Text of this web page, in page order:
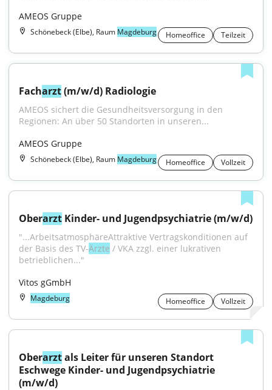
AMEOS Gruppe
Schönebeck (Elbe), Raum Magdeburg Homeoffice Teilzeit
Facharzt (m/w/d) Radiologie
AMEOS sichert die Gesundheitsversorgung in den
Regionen: An über 50 Standorten in unseren...
AMEOS Gruppe
Schönebeck (Elbe), Raum Magdeburg Homeoffice Vollzeit
Oberarzt Kinder- und Jugendpsychiatrie (m/w/d)
"...ArbeitsatmosphäreAttraktive Vertragskonditionen auf
der Basis des TV-Ärzte / VKA zzgl. einer lukrativen
betrieblichen..."
Vitos gGmbH
Magdeburg Homeoffice Vollzeit
Oberarzt als Leiter für unseren Standort
Eschwege Kinder- und Jugendpsychiatrie
(m/w/d)